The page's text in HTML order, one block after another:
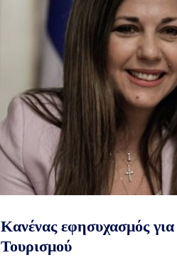
Κανένας εφησυχασμός
Τουρισμού